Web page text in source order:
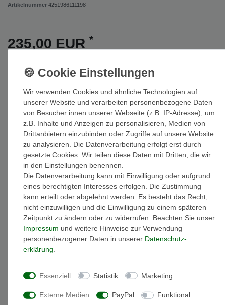
Artikelnummer 4251986111198
235,00 EUR *
Auf Lager: Auslieferung innerhalb von 1-3 Tagen nach
In den Warenkorb
Wunschliste
* inkl. ges. MwSt. zzgl.Versandkosten
Weitere Details
Wir verwenden Cookies und ähnliche Technologien auf
unserer Website und verarbeiten personenbezogene Daten
von Besucher:innen unserer Webseite (z.B. IP-Adresse), um
z.B. Inhalte und Anzeigen zu personalisieren, Medien von
Drittanbietern einzubinden oder Zugriffe auf unsere Website
zu analysieren. Die Datenverarbeitung erfolgt erst durch
gesetzte Cookies. Wir teilen diese Daten mit Dritten, die wir
in den Einstellungen benennen.
Die Datenverarbeitung kann mit Einwilligung oder aufgrund
eines berechtigten Interesses erfolgen. Die Zustimmung
kann erteilt oder abgelehnt werden. Es besteht das Recht,
nicht einzuwilligen und die Einwilligung zu einem späteren
Zeitpunkt zu ändern oder zu widerrufen. Beachten Sie unser
Impressum und weitere Hinweise zur Verwendung
personenbezogener Daten in unserer Daten­schutz­
erklärung
Essenziell Statistik Marketing
Externe Medien PayPal Funktional